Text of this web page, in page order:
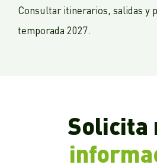
Consultar itinerarios, salidas y
temporada 2027.
Solicita